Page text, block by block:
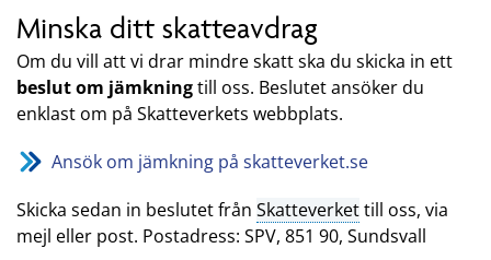
Minska ditt skatteavdrag
Om du vill att vi drar mindre skatt ska du skicka in ett
beslut om jämkningtill oss. Beslutet ansöker du
enklast om på Skatteverkets webbplats.
Ansök om jämkning på skatteverket.se
Skicka sedan in beslutet från Skatteverkettill oss, via
mejl eller post. Postadress: SPV, 851 90, Sundsvall